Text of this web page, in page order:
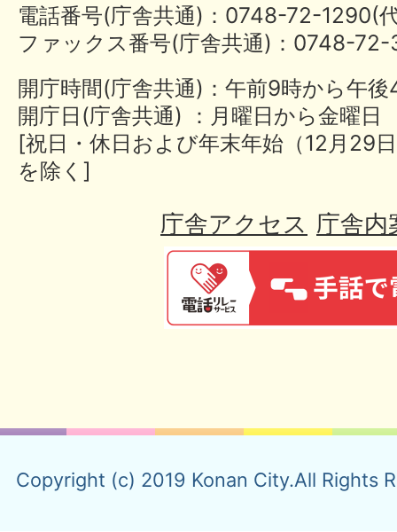
電話番号(庁舎共通)：0748-72-
ファックス番号(庁舎共通)：0748-
開庁時間(庁舎共通)：午前9時から午
開庁日(庁舎共通) ：月曜日から金曜日
[祝日・休日および年末年始（12月29
を除く]
庁舎アクセス 庁舎内
Copyright (c) 2019 Konan City.All Rights